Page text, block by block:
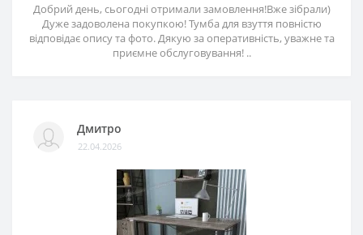
Добрий день, сьогодні отримали замовлення!Вже зібрали)
Дуже задоволена покупкою! Тумба для взуття повністю
відповідає опису та фото. Дякую за оперативність, уважне та
приємне обслуговування! ..
Дмитро
22.04.2026